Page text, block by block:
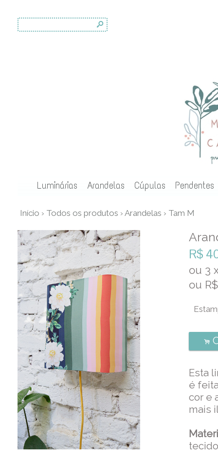
s
Luminárias Arandelas Cúpulas Pendentes
Início › Todos os produtos › Arandelas › Tam M
R$
ou 3
ou
.
Esta
é
cor e
mais